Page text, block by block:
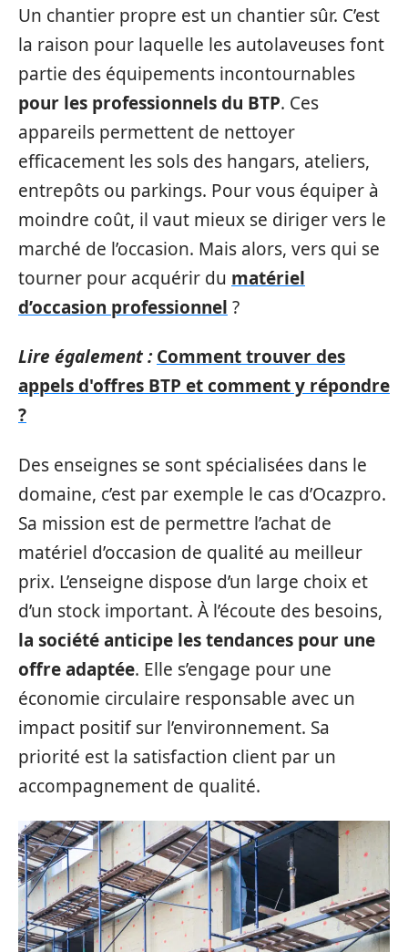
Un chantier propre est un chantier sûr. C’est
la raison pour laquelle les autolaveuses font
partie des équipements incontournables
pour les professionnels du BTP. Ces
appareils permettent de nettoyer
efficacement les sols des hangars, ateliers,
entrepôts ou parkings. Pour vous équiper à
moindre coût, il vaut mieux se diriger vers le
marché de l’occasion. Mais alors, vers qui se
tourner pour acquérir du matériel
d’occasion professionnel ?
Lire également : Comment trouver des
appels d'offres BTP et comment y répondre
?
Des enseignes se sont spécialisées dans le
domaine, c’est par exemple le cas d’Ocazpro.
Sa mission est de permettre l’achat de
matériel d’occasion de qualité au meilleur
prix. L’enseigne dispose d’un large choix et
d’un stock important. À l’écoute des besoins,
la société anticipe les tendances pour une
offre adaptée. Elle s’engage pour une
économie circulaire responsable avec un
impact positif sur l’environnement. Sa
priorité est la satisfaction client par un
accompagnement de qualité.